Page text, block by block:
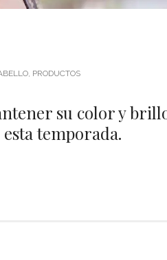
PRODUCTOS
su color y
temporada.